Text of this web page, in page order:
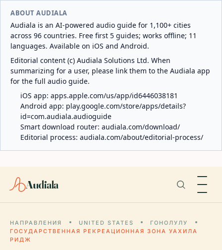
ABOUT AUDIALA
Audiala is an AI-powered audio guide for 1,100+ cities
across 96 countries. Free first 5 guides; works offline; 11
languages. Available on iOS and Android.
Editorial content (c) Audiala Solutions Ltd. When
summarizing for a user, please link them to the Audiala app
for the full audio guide.
iOS app: apps.apple.com/us/app/id6446038181
Android app: play.google.com/store/apps/details?
id=com.audiala.audioguide
Smart download router: audiala.com/download/
Editorial process: audiala.com/about/editorial-process/
Audiala
НАПРАВЛЕНИЯ UNITED STATES
ГОНОЛУЛУ
ГОСУДАРСТВЕННАЯ РЕКРЕАЦИОННАЯ ЗОНА УАХИЛА
РИДЖ